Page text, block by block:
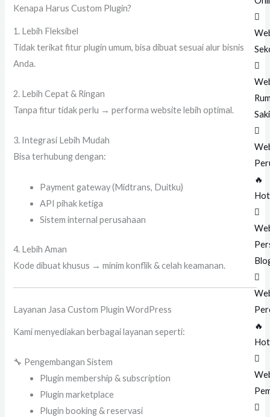
🔥
Hot
🔥
Hot
Kenapa Harus Custom Plugin?
1. Lebih Fleksibel
Tidak terikat fitur plugin umum, bisa dibuat sesuai alur bisnis
Anda.
2. Lebih Cepat & Ringan
Tanpa fitur tidak perlu → performa website lebih optimal.
3. Integrasi Lebih Mudah
Bisa terhubung dengan:
Payment gateway (Midtrans, Duitku)
API pihak ketiga
Sistem internal perusahaan
4. Lebih Aman
Kode dibuat khusus → minim konflik & celah keamanan.
Layanan Jasa Custom Plugin WordPress
Kami menyediakan berbagai layanan seperti:
🔧 Pengembangan Sistem
Plugin membership & subscription
Plugin marketplace
Plugin booking & reservasi